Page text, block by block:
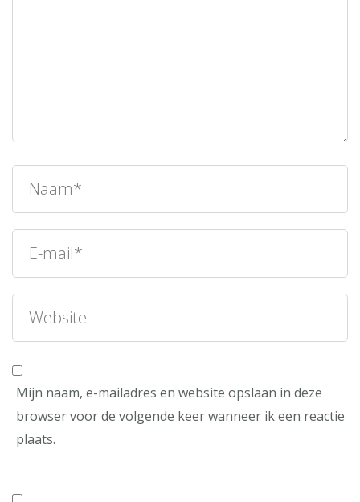
Mijn naam, e-mailadres en website opslaan in deze
browser voor de volgende keer wanneer ik een reactie
plaats.